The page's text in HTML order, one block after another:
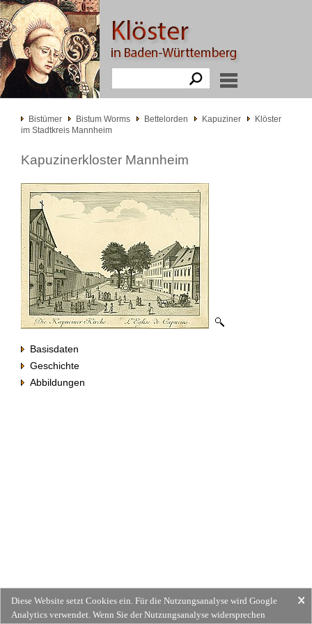
Bistümer Bistum Worms Bettelorden Kapuziner
Klöster
im Stadtkreis Mannheim
Kapuzinerkloster Mannheim
Basisdaten
Geschichte
Abbildungen
Diese Website setzt Cookies ein. Für die Nutzungsanalyse wird Google
Analytics verwendet. Wenn Sie der Nutzungsanalyse widersprechen